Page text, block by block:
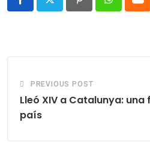
PinterestWhatsapp
PREVIOUS POST
Lleó XIV a Catalunya:
país